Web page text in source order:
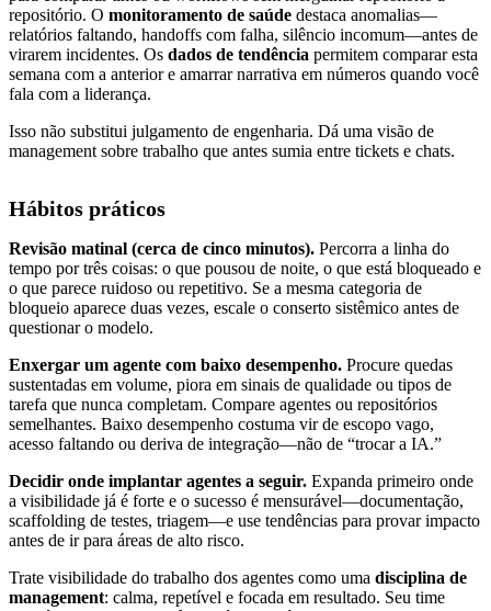
repositório. O monitoramento de saúde destaca anomalias—
relatórios faltando, handoffs com falha, silêncio incomum—antes de
virarem incidentes. Os dados de tendência permitem comparar esta
semana com a anterior e amarrar narrativa em números quando você
fala com a liderança.
Isso não substitui julgamento de engenharia. Dá uma visão de
management sobre trabalho que antes sumia entre tickets e chats.
Hábitos práticos
Revisão matinal (cerca de cinco minutos). Percorra a linha do
tempo por três coisas: o que pousou de noite, o que está bloqueado e
o que parece ruidoso ou repetitivo. Se a mesma categoria de
bloqueio aparece duas vezes, escale o conserto sistêmico antes de
questionar o modelo.
Enxergar um agente com baixo desempenho. Procure quedas
sustentadas em volume, piora em sinais de qualidade ou tipos de
tarefa que nunca completam. Compare agentes ou repositórios
semelhantes. Baixo desempenho costuma vir de escopo vago,
acesso faltando ou deriva de integração—não de “trocar a IA.”
Decidir onde implantar agentes a seguir. Expanda primeiro onde
a visibilidade já é forte e o sucesso é mensurável—documentação,
scaffolding de testes, triagem—e use tendências para provar impacto
antes de ir para áreas de alto risco.
Trate visibilidade do trabalho dos agentes como uma disciplina de
management: calma, repetível e focada em resultado. Seu time